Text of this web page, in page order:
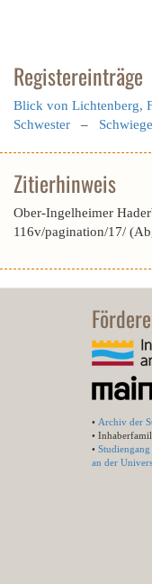
Registereinträge
Blick von Lichtenberg,
Schwester –
Zitierhinweis
Ober-Ingelheimer
116v/pagination/17/
• Archiv der
•
•
an der